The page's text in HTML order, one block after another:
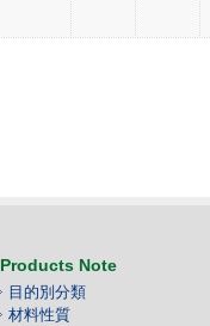
Products Note
目的別分類
材料性質